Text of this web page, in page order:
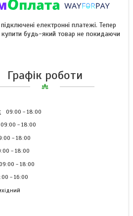
електронні платежі. Тепер
будь-який товар не покидаючи
Графік роботи
09:00 18:00
09:00 18:00
18:00
18:00
18:00
16:00